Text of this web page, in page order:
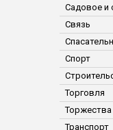
Садовое и
Связь
Спорт
Торговля
Торжества
Транспорт